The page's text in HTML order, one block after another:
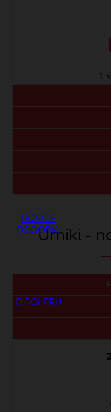
NOVICE
DOGODKI
O BOLERU
1.
Urniki -